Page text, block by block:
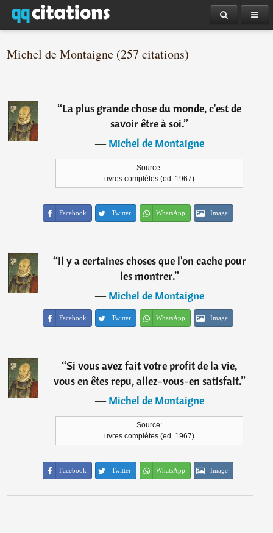
Michel de Montaigne (257 citations)
“La plus grande chose du monde, c'est de
savoir être à soi.”
―Michel de Montaigne
Source:
uvres complètes (ed. 1967)
Facebook Twitter WhatsApp Image
“Il y a certaines choses que l'on cache pour
les montrer.”
―Michel de Montaigne
Facebook Twitter WhatsApp Image
“Si vous avez fait votre profit de la vie,
vous en êtes repu, allez-vous-en satisfait.”
―Michel de Montaigne
Source:
uvres complètes (ed. 1967)
Facebook Twitter WhatsApp Image